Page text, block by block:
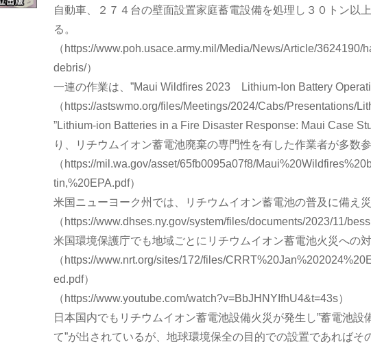
自動車、２７４台の壁面設置家庭蓄電設備を処理し３０トン以
る。
（https://www.poh.usace.army.mil/Media/News/Article/
debris/）
一連の作業は、”Maui Wildfires 2023 Lithium-Ion Battery
（https://astswmo.org/files/Meetings/2024/Cabs/Presentations/
”Lithium-ion Batteries in a Fire Disaster Response: Maui Case
り、リチウムイオン蓄電池廃棄の専門性を有した作業者が多数
（https://mil.wa.gov/asset/65fb0095a07f8/
tin,%20EPA.pdf）
米国ニューヨーク州では、リチウムイオン蓄電池の普及に備え
（https://www.dhses.ny.gov/system/files/documents/2023/11/
米国環境保護庁でも地域ごとにリチウムイオン蓄電池火災への
（https://www.nrt.org/sites/172/files/
ed.pdf）
（https://www.youtube.com/watch?v=BbJHNYIfhU4&t=43s）
日本国内でもリチウムイオン蓄電池設備火災が発生し”蓄電池
て”が出されているが、地球環境保全の目的での設置であればそ